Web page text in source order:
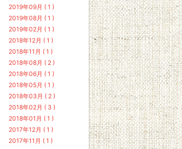
2019年09月 ( 1 )
2019年08月 ( 1 )
2019年02月 ( 1 )
2018年12月 ( 1 )
2018年11月 ( 1 )
2018年08月 ( 2 )
2018年06月 ( 1 )
2018年05月 ( 1 )
2018年03月 ( 2 )
2018年02月 ( 3 )
2018年01月 ( 1 )
2017年12月 ( 1 )
2017年11月 ( 1 )